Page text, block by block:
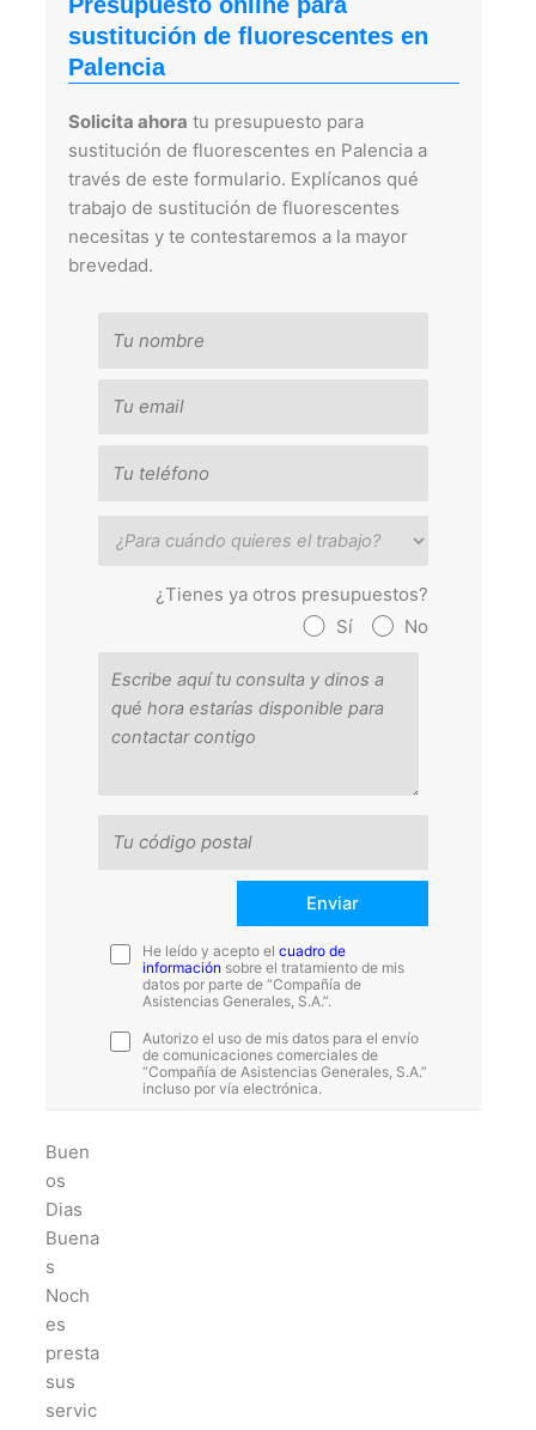
Presupuesto online para
sustitución de fluorescentes en
Palencia
Solicita ahora tu presupuesto para
sustitución de fluorescentes en Palencia a
través de este formulario. Explícanos qué
trabajo de sustitución de fluorescentes
necesitas y te contestaremos a la mayor
brevedad.
¿Tienes ya otros presupuestos?
Sí
No
He leído y acepto elcuadro de
información sobre el tratamiento de mis
datos por parte de “Compañía de
Asistencias Generales, S.A.”.
Autorizo el uso de mis datos para el envío
de comunicaciones comerciales de
“Compañía de Asistencias Generales, S.A.”
incluso por vía electrónica.
Buen
os
Dias
Buena
s
Noch
es
presta
sus
servic